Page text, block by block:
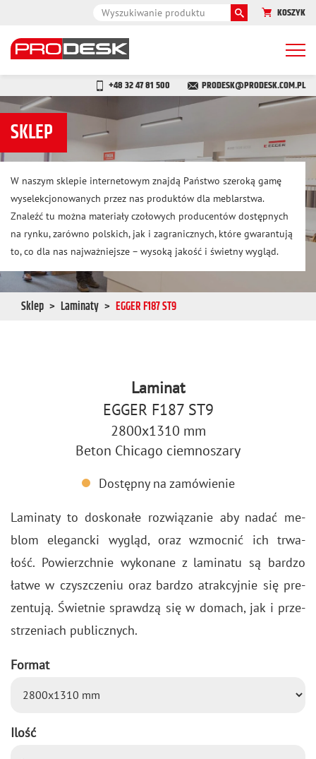
KOSZYK
+48 32 47 81 500 PRODESK@PRODESK.COM.PL
SKLEP
W naszym sklepie internetowym znajdą Państwo szeroką gamę
wyselekcjonowanych przez nas produktów dla meblarstwa.
Znaleźć tu można materiały czołowych producentów dostępnych
na rynku, zarówno polskich, jak i zagranicznych, które gwarantują
to, co dla nas najważniejsze – wysoką jakość i świetny wygląd.
Sklep Laminaty EGGER F187 ST9
Laminat
EGGER F187 ST9
2800x1310 mm
Beton Chicago ciemnoszary
Dostępny na zamówienie
La­mi­na­ty to do­sko­na­łe roz­wią­za­nie aby nadać me­
blom ele­ganc­ki wy­gląd, oraz wzmoc­nić ich trwa­
łość. Po­wierzch­nie wy­ko­na­ne z la­mi­na­tu są bar­dzo
łatwe w czysz­cze­niu oraz bar­dzo atrak­cyj­nie się pre­
zen­tu­ją. Świet­nie spraw­dzą się w do­mach, jak i prze­
strze­niach pu­blicz­nych.
Format
Ilość